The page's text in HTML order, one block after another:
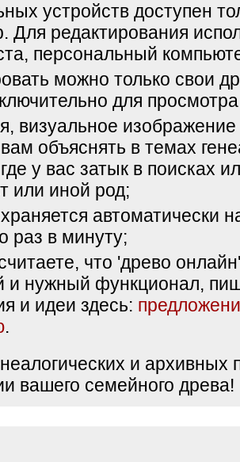
устройств доступен
Для редактирования
персональный
можно только свои
для
визуальное
объяснять в темах
у вас затык в поисках
или иной род;
автоматически
раз в минуту;
что 'древо
и нужный функционал,
и идеи здесь:
.
и архивных
вашего семейного древа!